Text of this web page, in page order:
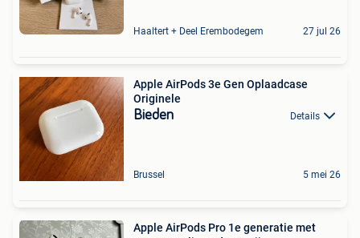
Haaltert + Deel Erembodegem 27 jul 26
Apple AirPods 3e Gen Oplaadcase
Originele
Bieden Details
Brussel 5 mei 26
Apple AirPods Pro 1e generatie met